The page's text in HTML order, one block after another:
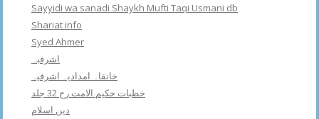
Sayyidi wa sanadi Shaykh Mufti Taqi Usmani db
Shariat info
Syed Ahmer
اشرفبہ
خانقاہ امدادیہ اشرفیہ
خطبات حکیم الامت رح 32 جلد
دین اسلام